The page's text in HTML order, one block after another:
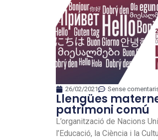
26/02/2021 Sense
Llengües
patrimoni comú
L’organització de Nacions
l’Educació, la Ciència i la